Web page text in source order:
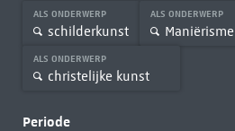
ALS ONDERWERP
schilderkunst
ALS ONDERWERP
Maniërisme
ALS ONDERWERP
christelijke kunst
Periode